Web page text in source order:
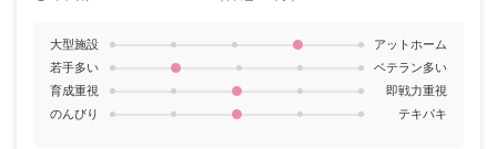
大型施設
アットホーム
若手多い
ベテラン多い
育成重視
即戦力重視
のんびり
テキパキ